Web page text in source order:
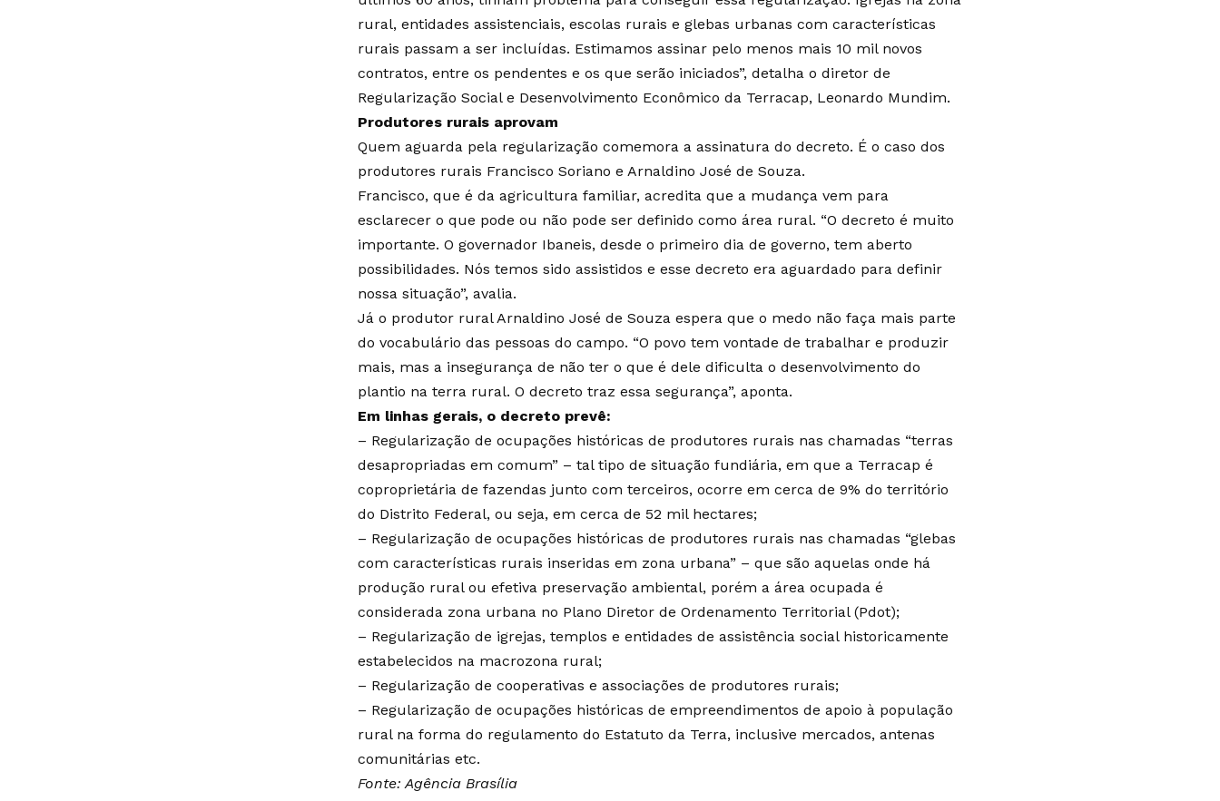
rural, entidades assistenciais, escolas rurais e glebas urbanas com características
rurais passam a ser incluídas. Estimamos assinar pelo menos mais 10 mil novos
contratos, entre os pendentes e os que serão iniciados”, detalha o diretor de
Regularização Social e Desenvolvimento Econômico da Terracap, Leonardo Mundim.
Produtores rurais aprovam
Quem aguarda pela regularização comemora a assinatura do decreto. É o caso dos
produtores rurais Francisco Soriano e Arnaldino José de Souza.
Francisco, que é da agricultura familiar, acredita que a mudança vem para
esclarecer o que pode ou não pode ser definido como área rural. “O decreto é muito
importante. O governador Ibaneis, desde o primeiro dia de governo, tem aberto
possibilidades. Nós temos sido assistidos e esse decreto era aguardado para definir
nossa situação”, avalia.
Já o produtor rural Arnaldino José de Souza espera que o medo não faça mais parte
do vocabulário das pessoas do campo. “O povo tem vontade de trabalhar e produzir
mais, mas a insegurança de não ter o que é dele dificulta o desenvolvimento do
plantio na terra rural. O decreto traz essa segurança”, aponta.
Em linhas gerais, o decreto prevê:
– Regularização de ocupações históricas de produtores rurais nas chamadas “terras
desapropriadas em comum” – tal tipo de situação fundiária, em que a Terracap é
coproprietária de fazendas junto com terceiros, ocorre em cerca de 9% do território
do Distrito Federal, ou seja, em cerca de 52 mil hectares;
– Regularização de ocupações históricas de produtores rurais nas chamadas “glebas
com características rurais inseridas em zona urbana” – que são aquelas onde há
produção rural ou efetiva preservação ambiental, porém a área ocupada é
considerada zona urbana no Plano Diretor de Ordenamento Territorial (Pdot);
– Regularização de igrejas, templos e entidades de assistência social historicamente
estabelecidos na macrozona rural;
– Regularização de cooperativas e associações de produtores rurais;
– Regularização de ocupações históricas de empreendimentos de apoio à população
rural na forma do regulamento do Estatuto da Terra, inclusive mercados, antenas
comunitárias etc.
Fonte: Agência Brasília